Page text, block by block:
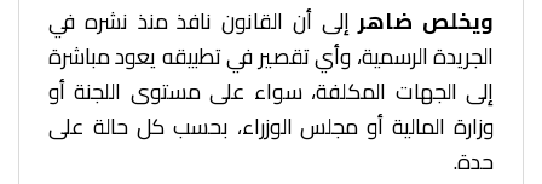
ويخلص ضاهرإلى أن القانون نافذ منذ نشره في
الجريدة الرسمية، وأي تقصير في تطبيقه يعود مباشرة
إلى الجهات المكلفة، سواء على مستوى اللجنة أو
وزارة المالية أو مجلس الوزراء، بحسب كل حالة على
حدة.